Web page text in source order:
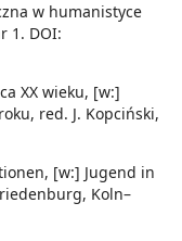
w humanistyce
1. DOI:
XX wieku, [w:]
red. J. Kopciński,
[w:] Jugend in
Koln–